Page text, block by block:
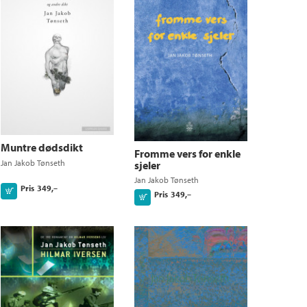
Muntre dødsdikt
Jan Jakob Tønseth
Pris 349,–
Kjøp
Fromme vers for enkle
sjeler
Jan Jakob Tønseth
Pris 349,–
Kjøp